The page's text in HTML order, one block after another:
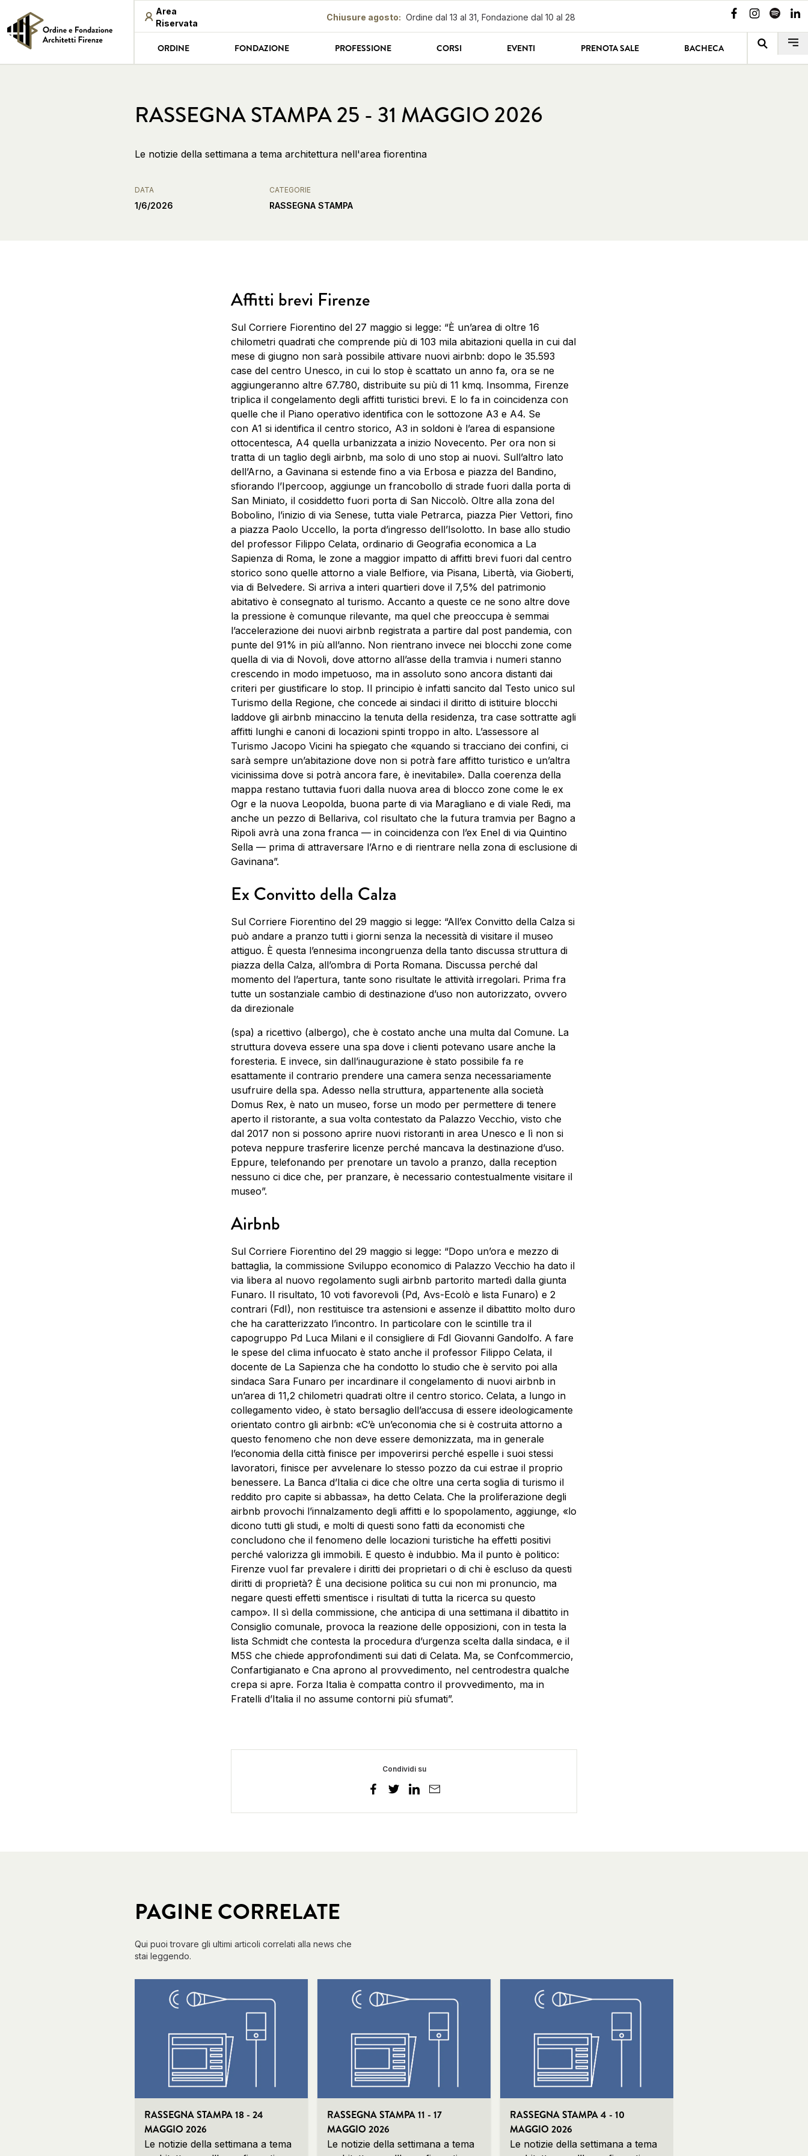
Area
Riservata
Chiusure agosto: Ordine dal 13 al 31, Fondazione dal 10 al 28
ORDINE FONDAZIONE PROFESSIONE CORSI EVENTI PRENOTA SALE BACHECA
RASSEGNA STAMPA 25 - 31 MAGGIO 2026
Le notizie della settimana a tema architettura nell'area fiorentina
DATA
1/6/2026
CATEGORIE
RASSEGNA STAMPA
Affitti brevi Firenze
Sul Corriere Fiorentino del 27 maggio si legge: “È un’area di oltre 16
chilometri quadrati che comprende più di 103 mila abitazioni quella in cui dal
mese di giugno non sarà possibile attivare nuovi airbnb: dopo le 35.593
case del centro Unesco, in cui lo stop è scattato un anno fa, ora se ne
aggiungeranno altre 67.780, distribuite su più di 11 kmq. Insomma, Firenze
triplica il congelamento degli affitti turistici brevi. E lo fa in coincidenza con
quelle che il Piano operativo identifica con le sottozone A3 e A4. Se
con A1 si identifica il centro storico, A3 in soldoni è l’area di espansione
ottocentesca, A4 quella urbanizzata a inizio Novecento. Per ora non si
tratta di un taglio degli airbnb, ma solo di uno stop ai nuovi. Sull’altro lato
dell’Arno, a Gavinana si estende fino a via Erbosa e piazza del Bandino,
sfiorando l’Ipercoop, aggiunge un francobollo di strade fuori dalla porta di
San Miniato, il cosiddetto fuori porta di San Niccolò. Oltre alla zona del
Bobolino, l’inizio di via Senese, tutta viale Petrarca, piazza Pier Vettori, fino
a piazza Paolo Uccello, la porta d’ingresso dell’Isolotto. In base allo studio
del professor Filippo Celata, ordinario di Geografia economica a La
Sapienza di Roma, le zone a maggior impatto di affitti brevi fuori dal centro
storico sono quelle attorno a viale Belfiore, via Pisana, Libertà, via Gioberti,
via di Belvedere. Si arriva a interi quartieri dove il 7,5% del patrimonio
abitativo è consegnato al turismo. Accanto a queste ce ne sono altre dove
la pressione è comunque rilevante, ma quel che preoccupa è semmai
l’accelerazione dei nuovi airbnb registrata a partire dal post pandemia, con
punte del 91% in più all’anno. Non rientrano invece nei blocchi zone come
quella di via di Novoli, dove attorno all’asse della tramvia i numeri stanno
crescendo in modo impetuoso, ma in assoluto sono ancora distanti dai
criteri per giustificare lo stop. Il principio è infatti sancito dal Testo unico sul
Turismo della Regione, che concede ai sindaci il diritto di istituire blocchi
laddove gli airbnb minaccino la tenuta della residenza, tra case sottratte agli
affitti lunghi e canoni di locazioni spinti troppo in alto. L’assessore al
Turismo Jacopo Vicini ha spiegato che «quando si tracciano dei confini, ci
sarà sempre un’abitazione dove non si potrà fare affitto turistico e un’altra
vicinissima dove si potrà ancora fare, è inevitabile». Dalla coerenza della
mappa restano tuttavia fuori dalla nuova area di blocco zone come le ex
Ogr e la nuova Leopolda, buona parte di via Maragliano e di viale Redi, ma
anche un pezzo di Bellariva, col risultato che la futura tramvia per Bagno a
Ripoli avrà una zona franca — in coincidenza con l’ex Enel di via Quintino
Sella — prima di attraversare l’Arno e di rientrare nella zona di esclusione di
Gavinana”.
Ex Convitto della Calza
Sul Corriere Fiorentino del 29 maggio si legge: “All’ex Convitto della Calza si
può andare a pranzo tutti i giorni senza la necessità di visitare il museo
attiguo. È questa l’ennesima incongruenza della tanto discussa struttura di
piazza della Calza, all’ombra di Porta Romana. Discussa perché dal
momento del l’apertura, tante sono risultate le attività irregolari. Prima fra
tutte un sostanziale cambio di destinazione d’uso non autorizzato, ovvero
da direzionale
(spa) a ricettivo (albergo), che è costato anche una multa dal Comune. La
struttura doveva essere una spa dove i clienti potevano usare anche la
foresteria. E invece, sin dall’inaugurazione è stato possibile fa re
esattamente il contrario prendere una camera senza necessariamente
usufruire della spa. Adesso nella struttura, appartenente alla società
Domus Rex, è nato un museo, forse un modo per permettere di tenere
aperto il ristorante, a sua volta contestato da Palazzo Vecchio, visto che
dal 2017 non si possono aprire nuovi ristoranti in area Unesco e lì non si
poteva neppure trasferire licenze perché mancava la destinazione d’uso.
Eppure, telefonando per prenotare un tavolo a pranzo, dalla reception
nessuno ci dice che, per pranzare, è necessario contestualmente visitare il
museo”.
Airbnb
Sul Corriere Fiorentino del 29 maggio si legge: “Dopo un’ora e mezzo di
battaglia, la commissione Sviluppo economico di Palazzo Vecchio ha dato il
via libera al nuovo regolamento sugli airbnb partorito martedì dalla giunta
Funaro. Il risultato, 10 voti favorevoli (Pd, Avs-Ecolò e lista Funaro) e 2
contrari (FdI), non restituisce tra astensioni e assenze il dibattito molto duro
che ha caratterizzato l’incontro. In particolare con le scintille tra il
capogruppo Pd Luca Milani e il consigliere di FdI Giovanni Gandolfo. A fare
le spese del clima infuocato è stato anche il professor Filippo Celata, il
docente de La Sapienza che ha condotto lo studio che è servito poi alla
sindaca Sara Funaro per incardinare il congelamento di nuovi airbnb in
un’area di 11,2 chilometri quadrati oltre il centro storico. Celata, a lungo in
collegamento video, è stato bersaglio dell’accusa di essere ideologicamente
orientato contro gli airbnb: «C’è un’economia che si è costruita attorno a
questo fenomeno che non deve essere demonizzata, ma in generale
l’economia della città finisce per impoverirsi perché espelle i suoi stessi
lavoratori, finisce per avvelenare lo stesso pozzo da cui estrae il proprio
benessere. La Banca d’Italia ci dice che oltre una certa soglia di turismo il
reddito pro capite si abbassa», ha detto Celata. Che la proliferazione degli
airbnb provochi l’innalzamento degli affitti e lo spopolamento, aggiunge, «lo
dicono tutti gli studi, e molti di questi sono fatti da economisti che
concludono che il fenomeno delle locazioni turistiche ha effetti positivi
perché valorizza gli immobili. E questo è indubbio. Ma il punto è politico:
Firenze vuol far prevalere i diritti dei proprietari o di chi è escluso da questi
diritti di proprietà? È una decisione politica su cui non mi pronuncio, ma
negare questi effetti smentisce i risultati di tutta la ricerca su questo
campo». Il sì della commissione, che anticipa di una settimana il dibattito in
Consiglio comunale, provoca la reazione delle opposizioni, con in testa la
lista Schmidt che contesta la procedura d’urgenza scelta dalla sindaca, e il
M5S che chiede approfondimenti sui dati di Celata. Ma, se Confcommercio,
Confartigianato e Cna aprono al provvedimento, nel centrodestra qualche
crepa si apre. Forza Italia è compatta contro il provvedimento, ma in
Fratelli d’Italia il no assume contorni più sfumati”.
Condividi su
PAGINE CORRELATE
Qui puoi trovare gli ultimi articoli correlati alla news che
stai leggendo.
RASSEGNA STAMPA 18 - 24
MAGGIO 2026
Le notizie della settimana a tema
RASSEGNA STAMPA 11 - 17
MAGGIO 2026
Le notizie della settimana a tema
RASSEGNA STAMPA 4 - 10
MAGGIO 2026
Le notizie della settimana a tema